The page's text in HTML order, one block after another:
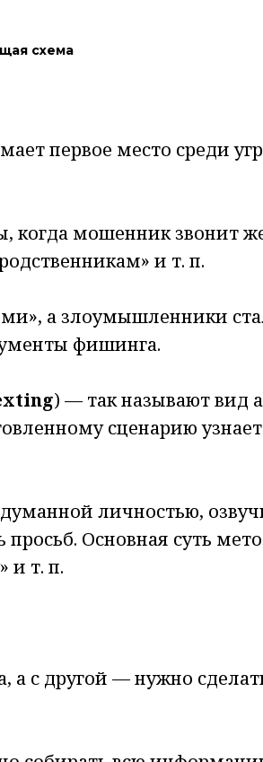
схема
первое место среди
мошенник звонит
и т. п.
а злоумышленники
фишинга.
) — так называют вид
сценарию
личностью,
Основная суть
и т. п.
а с другой — нужно